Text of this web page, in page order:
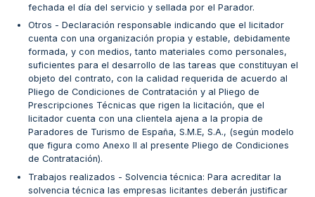
fechada el día del servicio y sellada por el Parador.
Otros - Declaración responsable indicando que el licitador
cuenta con una organización propia y estable, debidamente
formada, y con medios, tanto materiales como personales,
suficientes para el desarrollo de las tareas que constituyan el
objeto del contrato, con la calidad requerida de acuerdo al
Pliego de Condiciones de Contratación y al Pliego de
Prescripciones Técnicas que rigen la licitación, que el
licitador cuenta con una clientela ajena a la propia de
Paradores de Turismo de España, S.M.E, S.A., (según modelo
que figura como Anexo II al presente Pliego de Condiciones
de Contratación).
Trabajos realizados - Solvencia técnica: Para acreditar la
solvencia técnica las empresas licitantes deberán justificar